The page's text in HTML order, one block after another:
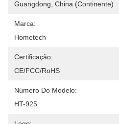
Guangdong, China (Continente)
Marca:
Hometech
Certificação:
CE/FCC/RoHS
Número Do Modelo:
HT-925